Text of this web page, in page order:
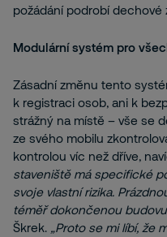
požádání podrobí dechové
Modulární systém pro
Zásadní změnu tento
k registraci osob, ani k
strážný na místě – vše se
ze svého mobilu
kontrolou víc než dříve,
staveniště má specifické
svoje vlastní rizika.
téměř dokončenou
Škrek. „Proto se mi líbí, že